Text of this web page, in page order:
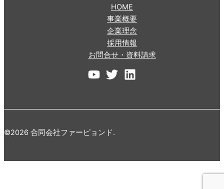
HOME
事業概要
企業理念
採用情報
お問合せ・資料請求
©2026 合同会社ファーピョンド.